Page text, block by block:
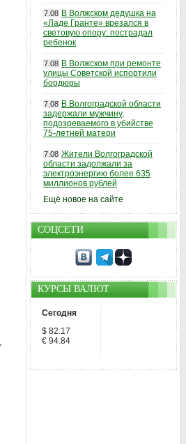
7.08 В Волжском дедушка на
«Ладе Гранте» врезался в
световую опору: пострадал
ребенок
7.08 В Волжском при ремонте
улицы Советской испортили
бордюры
7.08 В Волгоградской области
задержали мужчину,
подозреваемого в убийстве
75-летней матери
7.08 Жители Волгоградской
области задолжали за
электроэнергию более 635
миллионов рублей
Ещё новое на сайте
СОЦСЕТИ
КУРСЫ ВАЛЮТ
Сегодня
$ 82.17
€ 94.84